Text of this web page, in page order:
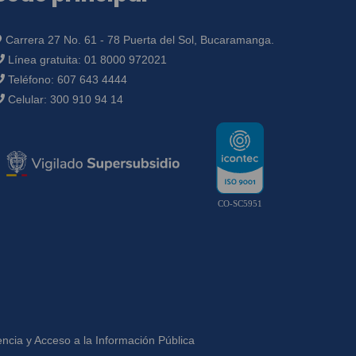
Carrera 27 No. 61 - 78 Puerta del Sol, Bucaramanga.
Línea gratuita: 01 8000 972021
Teléfono: 607 643 4444
Celular: 300 910 94 14
CO-SC5951
y Acceso a la Información Pública